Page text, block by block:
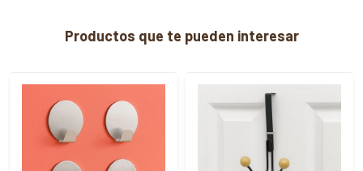
Productos que te pueden interesar